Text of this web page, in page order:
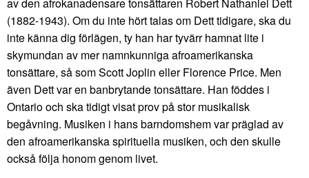
av den afrokanadensare tonsättaren Robert Nathaniel Dett
(1882-1943). Om du inte hört talas om Dett tidigare, ska du
inte känna dig förlägen, ty han har tyvärr hamnat lite i
skymundan av mer namnkunniga afroamerikanska
tonsättare, så som Scott Joplin eller Florence Price. Men
även Dett var en banbrytande tonsättare. Han föddes i
Ontario och ska tidigt visat prov på stor musikalisk
begåvning. Musiken i hans barndomshem var präglad av
den afroamerikanska spirituella musiken, och den skulle
också följa honom genom livet.